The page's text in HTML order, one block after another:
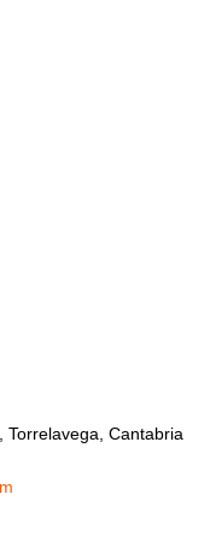
Torrelavega, Cantabria